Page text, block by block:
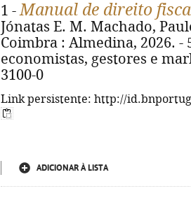
1 -Manual de direito
Jónatas E. M. Machado,
Coimbra : Almedina, 2026. -
economistas, gestores e
3100-0
Link persistente: http://
ADICIONAR À LISTA